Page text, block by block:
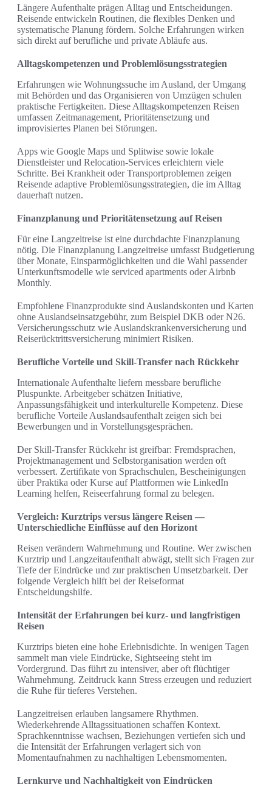
Längere Aufenthalte prägen Alltag und Entscheidungen.
Reisende entwickeln Routinen, die flexibles Denken und
systematische Planung fördern. Solche Erfahrungen wirken
sich direkt auf berufliche und private Abläufe aus.
Alltagskompetenzen und Problemlösungsstrategien
Erfahrungen wie Wohnungssuche im Ausland, der Umgang
mit Behörden und das Organisieren von Umzügen schulen
praktische Fertigkeiten. Diese Alltagskompetenzen Reisen
umfassen Zeitmanagement, Prioritätensetzung und
improvisiertes Planen bei Störungen.
Apps wie Google Maps und Splitwise sowie lokale
Dienstleister und Relocation-Services erleichtern viele
Schritte. Bei Krankheit oder Transportproblemen zeigen
Reisende adaptive Problemlösungsstrategien, die im Alltag
dauerhaft nutzen.
Finanzplanung und Prioritätensetzung auf Reisen
Für eine Langzeitreise ist eine durchdachte Finanzplanung
nötig. Die Finanzplanung Langzeitreise umfasst Budgetierung
über Monate, Einsparmöglichkeiten und die Wahl passender
Unterkunftsmodelle wie serviced apartments oder Airbnb
Monthly.
Empfohlene Finanzprodukte sind Auslandskonten und Karten
ohne Auslandseinsatzgebühr, zum Beispiel DKB oder N26.
Versicherungsschutz wie Auslandskrankenversicherung und
Reiserücktrittsversicherung minimiert Risiken.
Berufliche Vorteile und Skill-Transfer nach Rückkehr
Internationale Aufenthalte liefern messbare berufliche
Pluspunkte. Arbeitgeber schätzen Initiative,
Anpassungsfähigkeit und interkulturelle Kompetenz. Diese
berufliche Vorteile Auslandsaufenthalt zeigen sich bei
Bewerbungen und in Vorstellungsgesprächen.
Der Skill-Transfer Rückkehr ist greifbar: Fremdsprachen,
Projektmanagement und Selbstorganisation werden oft
verbessert. Zertifikate von Sprachschulen, Bescheinigungen
über Praktika oder Kurse auf Plattformen wie LinkedIn
Learning helfen, Reiseerfahrung formal zu belegen.
Vergleich: Kurztrips versus längere Reisen —
Unterschiedliche Einflüsse auf den Horizont
Reisen verändern Wahrnehmung und Routine. Wer zwischen
Kurztrip und Langzeitaufenthalt abwägt, stellt sich Fragen zur
Tiefe der Eindrücke und zur praktischen Umsetzbarkeit. Der
folgende Vergleich hilft bei der Reiseformat
Entscheidungshilfe.
Intensität der Erfahrungen bei kurz- und langfristigen
Reisen
Kurztrips bieten eine hohe Erlebnisdichte. In wenigen Tagen
sammelt man viele Eindrücke, Sightseeing steht im
Vordergrund. Das führt zu intensiver, aber oft flüchtiger
Wahrnehmung. Zeitdruck kann Stress erzeugen und reduziert
die Ruhe für tieferes Verstehen.
Langzeitreisen erlauben langsamere Rhythmen.
Wiederkehrende Alltagssituationen schaffen Kontext.
Sprachkenntnisse wachsen, Beziehungen vertiefen sich und
die Intensität der Erfahrungen verlagert sich von
Momentaufnahmen zu nachhaltigen Lebensmomenten.
Lernkurve und Nachhaltigkeit von Eindrücken